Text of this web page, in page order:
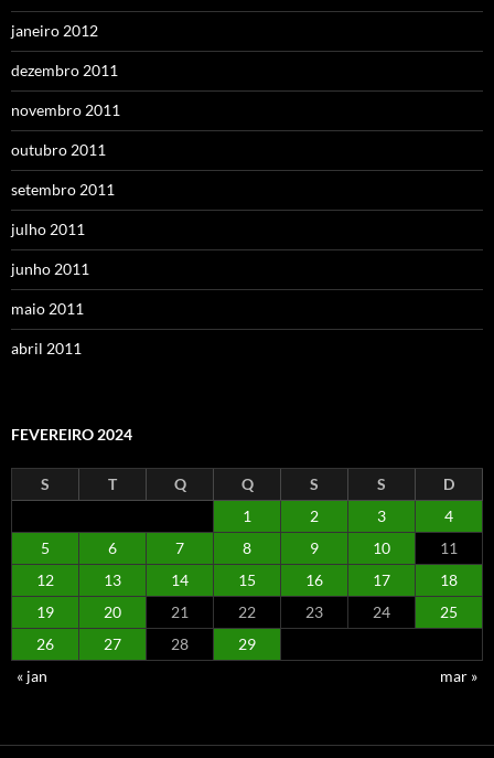
janeiro 2012
dezembro 2011
novembro 2011
outubro 2011
setembro 2011
julho 2011
junho 2011
maio 2011
abril 2011
FEVEREIRO 2024
S T Q Q S S
D
1
2 3
4
5
6 7 8 9 10
11
12
13 14 15 16 17
18
19
20 21 22 23 24
25
26
27 28
29
« jan
mar »